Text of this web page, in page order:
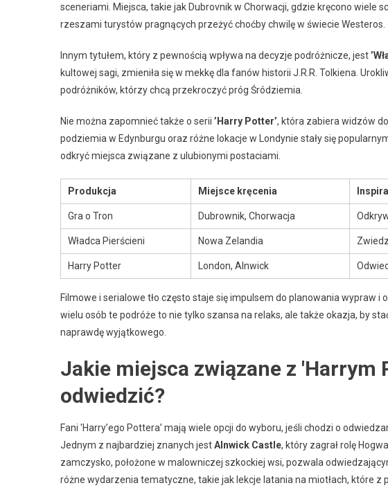
sceneriami. Miejsca, takie jak Dubrovnik w Chorwacji, gdzie kręcono wiele
rzeszami turystów pragnących przeżyć choćby chwilę w świecie Westeros.
Innym tytułem, który z pewnością wpływa na decyzje podróżnicze, jest
kultowej sagi, zmieniła się w mekkę dla fanów historii J.R.R. Tolkiena.
podróżników, którzy chcą przekroczyć próg Śródziemia.
Nie można zapomnieć także o serii ’Harry Potter’, która zabiera widzów
podziemia w Edynburgu oraz różne lokacje w Londynie stały się
odkryć miejsca związane z ulubionymi postaciami.
Produkcja Miejsce kręcenia
Gra o Tron Dubrownik, Chorwacja
Władca Pierścieni Nowa Zelandia
Harry Potter London, Alnwick
Filmowe i serialowe tło często staje się impulsem do planowania wypraw
wielu osób te podróże to nie tylko szansa na relaks, ale także okazja, by
naprawdę wyjątkowego.
Jakie miejsca związane z 'Harrym
odwiedzić?
Fani 'Harry’ego Pottera’ mają wiele opcji do wyboru, jeśli chodzi o
Jednym z najbardziej znanych jestAlnwick Castle, który zagrał rolę
zamczysko, położone w malowniczej szkockiej wsi, pozwala
różne wydarzenia tematyczne, takie jak lekcje latania na miotłach, które z